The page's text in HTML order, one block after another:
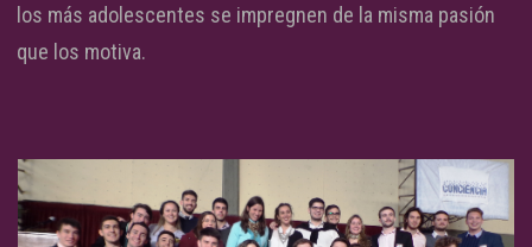
los más adolescentes se impregnen de la misma pasión
que los motiva.